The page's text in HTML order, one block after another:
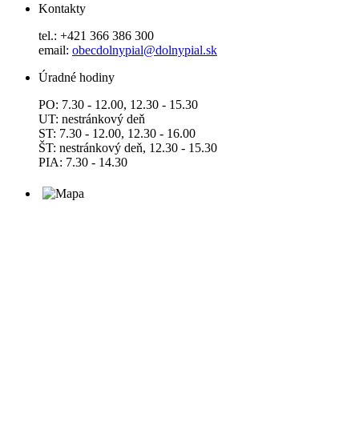
Kontakty
tel.: +421 366 386 300
email: obecdolnypial@dolnypial.sk
Úradné hodiny
PO: 7.30 - 12.00, 12.30 - 15.30
UT: nestránkový deň
ST: 7.30 - 12.00, 12.30 - 16.00
ŠT: nestránkový deň, 12.30 - 15.30
PIA: 7.30 - 14.30